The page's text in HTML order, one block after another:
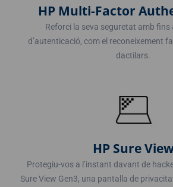
HP Multi-Factor
Reforci la seva seguretat amb
d’autenticació, com el reconeixement
dactilars.
HP Sure
Protegiu-vos a l’instant davant de
Sure View Gen3, una pantalla de